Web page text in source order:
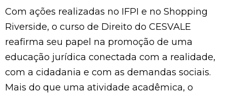
Com ações realizadas no IFPI e no Shopping
Riverside, o curso de Direito do CESVALE
reafirma seu papel na promoção de uma
educação jurídica conectada com a realidade,
com a cidadania e com as demandas sociais.
Mais do que uma atividade acadêmica, o